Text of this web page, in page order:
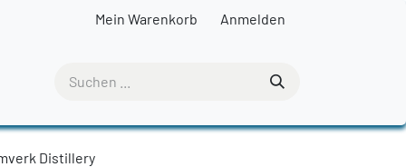
Mein Warenkorb Anmelden
Distillery